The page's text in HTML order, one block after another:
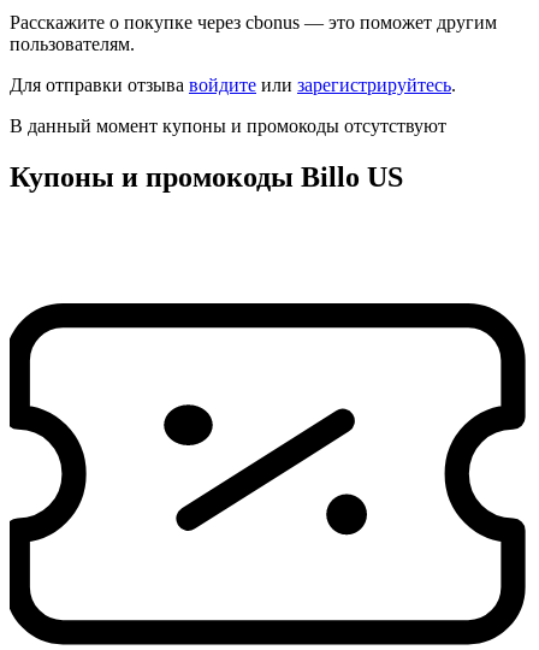
Расскажите о покупке через cbonus — это поможет другим
пользователям.
Для отправки отзыва войдите или зарегистрируйтесь.
В данный момент купоны и промокоды отсутствуют
Купоны и промокоды Billo US